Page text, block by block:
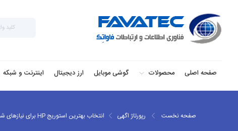
صفحه اصلی محصولات گوشی موبایل ارز دیجیتال اینترنت و شبکه
صفحه نخست رپورتاژ اگهی انتخاب بهترین استوریج HP برای نیازهای شما